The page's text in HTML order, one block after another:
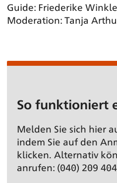
Guide: Friederike
Moderation: Tanja
So funktioniert
Melden Sie sich hier
indem Sie auf den
klicken. Alternativ
anrufen: (040) 209